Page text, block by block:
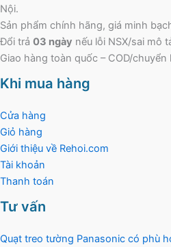
Nội.
Sản phẩm chính hãng, giá minh
Đổi trả 03 ngày nếu lỗi NSX/sai mô
Giao hàng toàn quốc – COD/chuyển
Khi mua hàng
Cửa hàng
Giỏ hàng
Giới thiệu về Rehoi.com
Tài khoản
Thanh toán
Tư vấn
Quạt treo tường Panasonic có phù